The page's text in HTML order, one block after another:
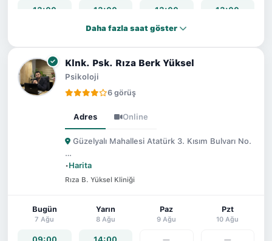
13:00
15:00
16:00
13:00
15:00
16:00
13:00
14:00
15:00
13:00
Daha fazla saat göster
Klnk. Psk. Rıza Berk Yüksel
Psikoloji
6 görüş
Adres Online
Güzelyalı Mahallesi Atatürk 3. Kısım Bulvarı No.
…
•Harita
Rıza B. Yüksel Kliniği
Bugün
7 Ağu
Yarın
8 Ağu
Paz
9 Ağu
Pzt
10 Ağu